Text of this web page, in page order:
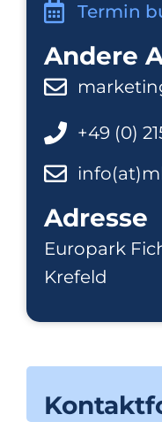
Termin
Andere
+49 (0)
Adresse
Europark
Krefeld